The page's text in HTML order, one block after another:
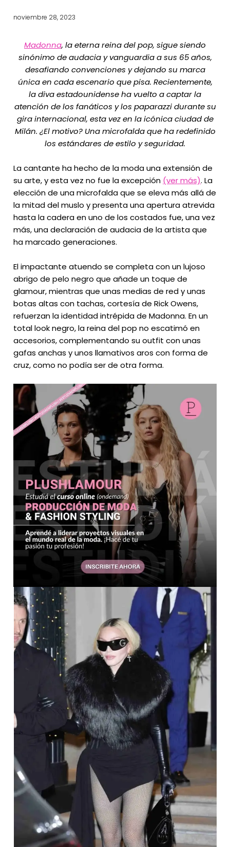
noviembre 28, 2023
Madonna, la eterna reina del pop, sigue siendo
sinónimo de audacia y vanguardia a sus 65 años,
desafiando convenciones y dejando su marca
única en cada escenario que pisa. Recientemente,
la diva estadounidense ha vuelto a captar la
atención de los fanáticos y los paparazzi durante su
gira internacional, esta vez en la icónica ciudad de
Milán. ¿El motivo? Una microfalda que ha redefinido
los estándares de estilo y seguridad.
La cantante ha hecho de la moda una extensión de
su arte, y esta vez no fue la excepción (ver más). La
elección de una microfalda que se eleva más allá de
la mitad del muslo y presenta una apertura atrevida
hasta la cadera en uno de los costados fue, una vez
más, una declaración de audacia de la artista que
ha marcado generaciones.
El impactante atuendo se completa con un lujoso
abrigo de pelo negro que añade un toque de
glamour, mientras que unas medias de red y unas
botas altas con tachas, cortesía de Rick Owens,
refuerzan la identidad intrépida de Madonna. En un
total look negro, la reina del pop no escatimó en
accesorios, complementando su outfit con unas
gafas anchas y unos llamativos aros con forma de
cruz, como no podía ser de otra forma.